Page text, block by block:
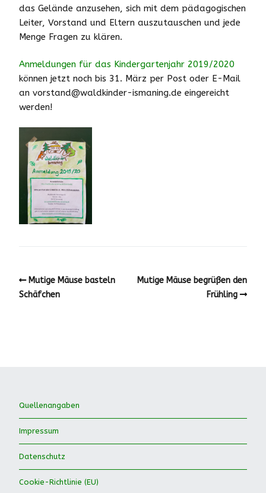
das Gelände anzusehen, sich mit dem pädagogischen
Leiter, Vorstand und Eltern auszutauschen und jede
Menge Fragen zu klären.
Anmeldungen für das Kindergartenjahr 2019/2020
können jetzt noch bis 31. März per Post oder E-Mail
an vorstand@waldkinder-ismaning.de eingereicht
werden!
Mutige Mäuse basteln
Schäfchen
Mutige Mäuse begrüßen den
Frühling
Quellenangaben
Impressum
Datenschutz
Cookie-Richtlinie (EU)